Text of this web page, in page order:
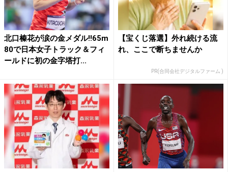
北口榛花が涙の金メダル!!65m
80で日本女子トラック＆フィ
ールドに初の金字塔打...
【宝くじ落選】外れ続ける流
れ、ここで断ちませんか
PR(合同会社デジタルファーム )